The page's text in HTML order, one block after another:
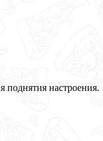
настроения.